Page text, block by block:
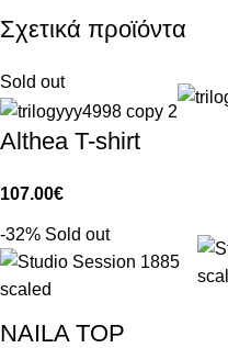
Σχετικά προϊόντα
Sold out
Althea T-shirt
107.00€
-32% Sold out
NAILA TOP